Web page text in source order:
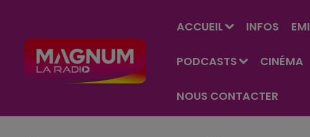
ACCUEIL INFOS
PODCASTS CINÉMA
NOUS CONTACTER